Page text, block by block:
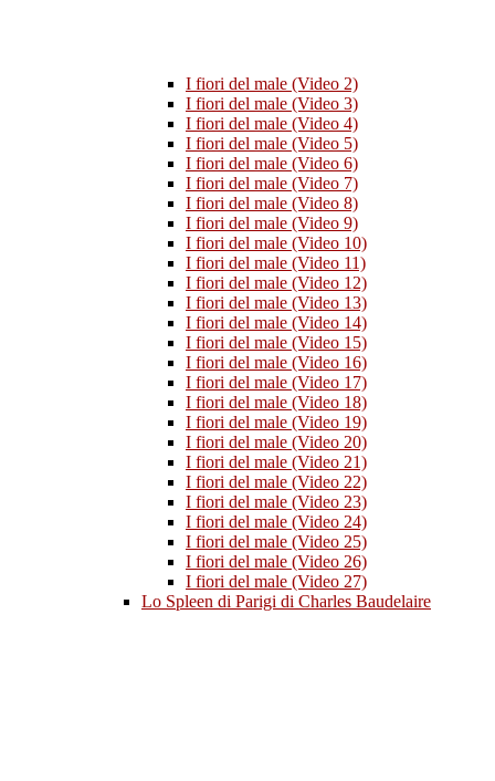
I fiori del male (Video 2)
I fiori del male (Video 3)
I fiori del male (Video 4)
I fiori del male (Video 5)
I fiori del male (Video 6)
I fiori del male (Video 7)
I fiori del male (Video 8)
I fiori del male (Video 9)
I fiori del male (Video 10)
I fiori del male (Video 11)
I fiori del male (Video 12)
I fiori del male (Video 13)
I fiori del male (Video 14)
I fiori del male (Video 15)
I fiori del male (Video 16)
I fiori del male (Video 17)
I fiori del male (Video 18)
I fiori del male (Video 19)
I fiori del male (Video 20)
I fiori del male (Video 21)
I fiori del male (Video 22)
I fiori del male (Video 23)
I fiori del male (Video 24)
I fiori del male (Video 25)
I fiori del male (Video 26)
I fiori del male (Video 27)
Lo Spleen di Parigi di Charles Baudelaire